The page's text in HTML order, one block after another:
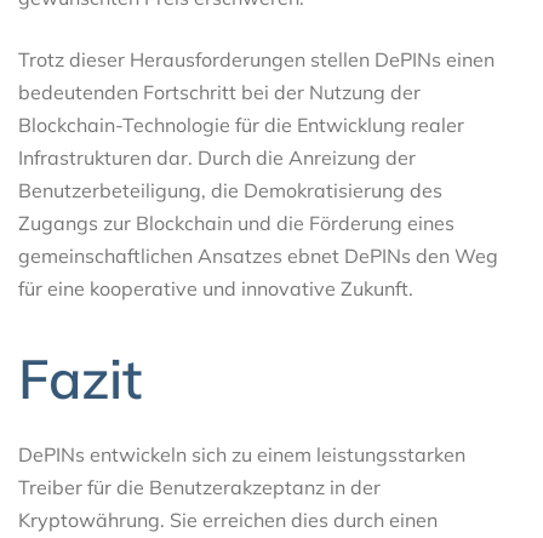
Trotz dieser Herausforderungen stellen DePINs einen
bedeutenden Fortschritt bei der Nutzung der
Blockchain-Technologie für die Entwicklung realer
Infrastrukturen dar. Durch die Anreizung der
Benutzerbeteiligung, die Demokratisierung des
Zugangs zur Blockchain und die Förderung eines
gemeinschaftlichen Ansatzes ebnet DePINs den Weg
für eine kooperative und innovative Zukunft.
Fazit
DePINs entwickeln sich zu einem leistungsstarken
Treiber für die Benutzerakzeptanz in der
Kryptowährung. Sie erreichen dies durch einen